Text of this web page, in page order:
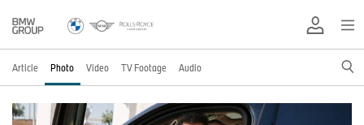
Article Photo Video TV Footage Audio